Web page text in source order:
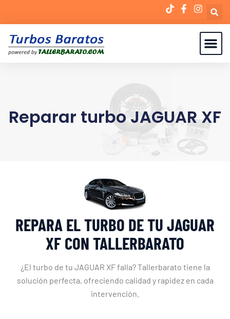
Reparar turbo JAGUAR XF
REPARA EL TURBO DE TU JAGUAR
XF CON TALLERBARATO
¿El turbo de tu JAGUAR XF falla? Tallerbarato tiene la
solución perfecta, ofreciendo calidad y rapidez en cada
intervención.